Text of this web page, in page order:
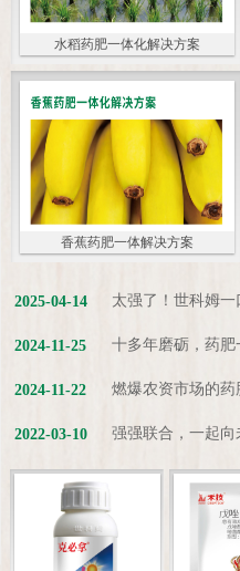
水稻药肥一体化解决方案
香蕉药肥一体解决方案
太强了！世科姆一
2025-04-14
2024-11-25
燃爆农资市场的药
2024-11-22
2022-03-10